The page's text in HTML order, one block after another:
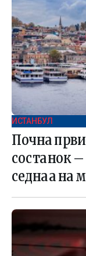
ИСТАНБУЛ
Почна
состанок
седнаа на